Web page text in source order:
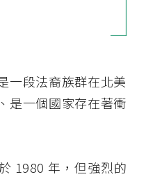
一段法裔族群在北美
是一個國家存在著衝
1980 年，但強烈的